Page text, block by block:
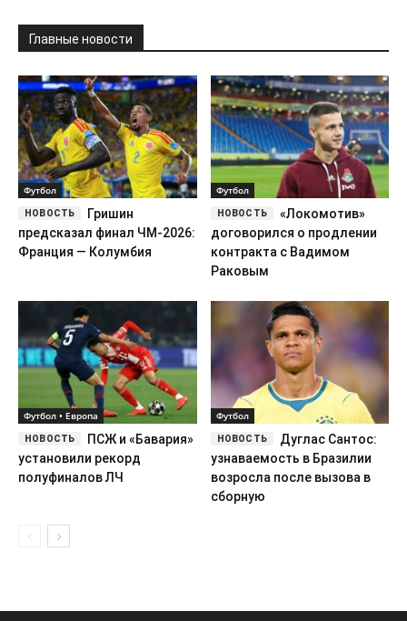
Главные новости
Футбол
Гришин
предсказал финал ЧМ-2026:
Франция — Колумбия
Футбол
«Локомотив»
договорился о продлении
контракта с Вадимом
Раковым
Футбол • Европа
ПСЖ и «Бавария»
установили рекорд
полуфиналов ЛЧ
Футбол
Дуглас Сантос:
узнаваемость в Бразилии
возросла после вызова в
сборную